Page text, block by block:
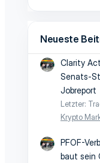
Neueste
Clarity
Senats-
Jobreport
Letzter:
Krypto
PFOF-
baut sein